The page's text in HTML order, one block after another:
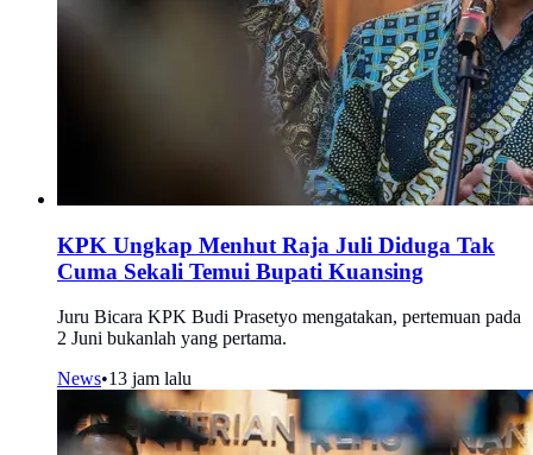
KPK Ungkap Menhut Raja Juli Diduga Tak
Cuma Sekali Temui Bupati Kuansing
Juru Bicara KPK Budi Prasetyo mengatakan, pertemuan pada
2 Juni bukanlah yang pertama.
News•13 jam lalu